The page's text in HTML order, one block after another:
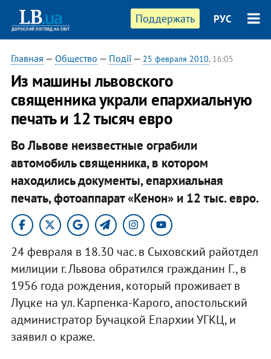
Поддержать РУС
Главная — Общество — Події— 25 февраля 2010, 16:05
Из машины львовского
священника украли епархиальную
печать и 12 тысяч евро
Во Львове неизвестные ограбили
автомобиль священника, в котором
находились документы, епархиальная
печать, фотоаппарат «Кенон» и 12 тыс. евро.
24 февраля в 18.30 час. в Сыховский райотдел
милиции г. Львова обратился гражданин Г., в
1956 года рождения, который проживает в
Луцке на ул. Карпенка-Карого, апостольский
администратор Бучацкой Епархии УГКЦ, и
заявил о краже.